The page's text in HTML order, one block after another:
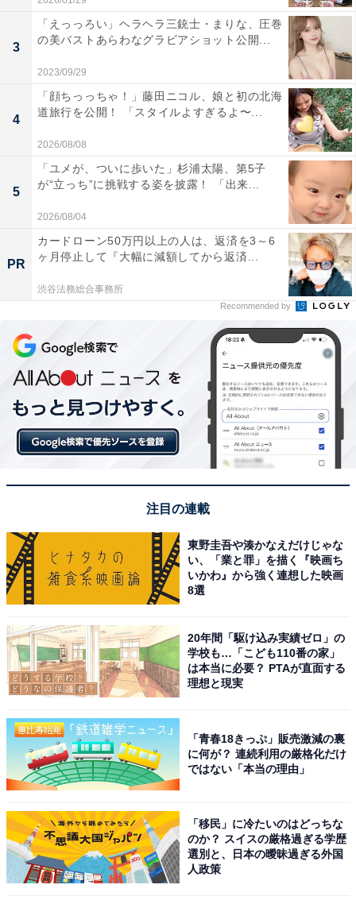
3
「えっっろい」ヘラヘラ三銃士・まりな、圧巻
の美バストあらわなグラビアショット公開...
2023/09/29
4
「顔ちっっちゃ！」藤田ニコル、娘と初の北海
道旅行を公開！ 「スタイルよすぎるよ〜...
2026/08/08
5
「ユメが、ついに歩いた」杉浦太陽、第5子
が“立っち”に挑戦する姿を披露！ 「出来...
2026/08/04
PR
カードローン50万円以上の人は、返済を3～6
ヶ月停止して『大幅に減額してから返済...
渋谷法務総合事務所
Recommended by
注目の連載
東野圭吾や湊かなえだけじゃな
い、「業と罪」を描く『映画ち
いかわ』から強く連想した映画
8選
20年間「駆け込み実績ゼロ」の
学校も…「こども110番の家」
は本当に必要？ PTAが直面する
理想と現実
「青春18きっぷ」販売激減の裏
に何が？ 連続利用の厳格化だけ
ではない「本当の理由」
「移民」に冷たいのはどっちな
のか？ スイスの厳格過ぎる学歴
選別と、日本の曖昧過ぎる外国
人政策